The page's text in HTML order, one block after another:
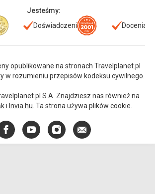
Jesteśmy:
Doświadczeni Doceniani
opublikowane na stronach Travelplanet.pl
w rozumieniu przepisów kodeksu cywilnego.
S.A. Znajdziesz nas również na
i Invia.hu . Ta strona używa plików cookie.
FacebookYouTubeInstagram
E-
mail